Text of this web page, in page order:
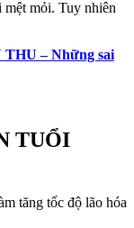
mỏi. Tuy nhiên
– Những sai
TUỔI
tăng tốc độ lão hóa